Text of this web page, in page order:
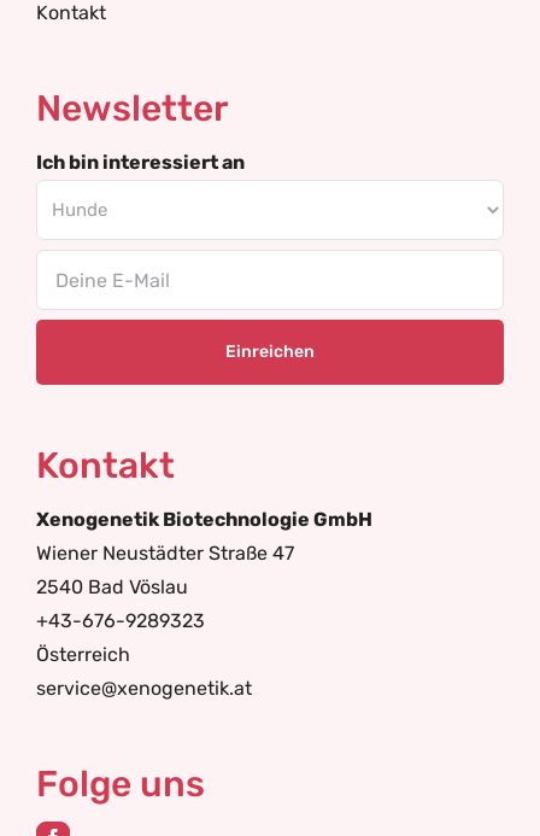
Kontakt
Newsletter
Ich bin interessiert an
Kontakt
Xenogenetik Biotechnologie GmbH
Wiener Neustädter Straße 47
2540 Bad Vöslau
+43-676-9289323
Österreich
service@xenogenetik.at
Folge uns